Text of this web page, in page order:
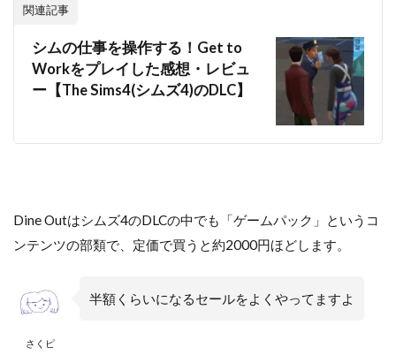
関連記事
シムの仕事を操作する！Get to
Workをプレイした感想・レビュ
ー【The Sims4(シムズ4)のDLC】
Dine Outはシムズ4のDLCの中でも「ゲームパック」というコ
ンテンツの部類で、定価で買うと約2000円ほどします。
さくピ
半額くらいになるセールをよくやってますよ